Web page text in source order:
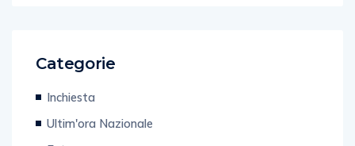
Categorie
Inchiesta
Ultim'ora Nazionale